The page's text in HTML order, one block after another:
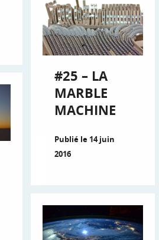
#25 – LA
MARBLE
MACHINE
Publié le 14 juin
2016